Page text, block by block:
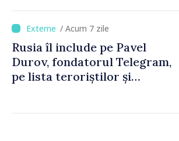
/ Acum 7 zile
Rusia îl include pe Pavel
Durov, fondatorul Telegram,
pe lista teroriștilor și